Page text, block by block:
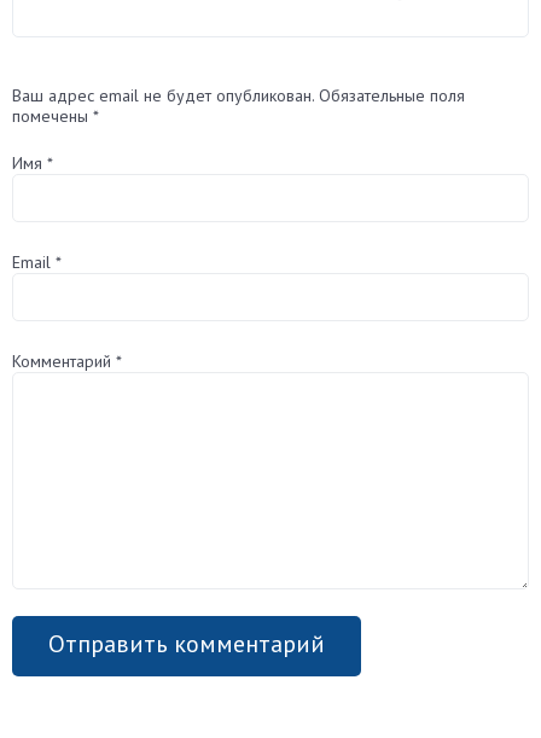
Ваш адрес email не будет опубликован. Обязательные поля
помечены *
Имя *
Email *
Комментарий *